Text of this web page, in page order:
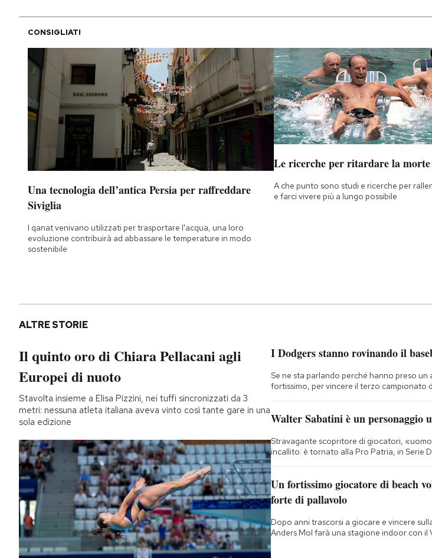
CONSIGLIATI
Una tecnologia dell’antica Persia per raffreddare
Siviglia
I qanat venivano utilizzati per trasportare l'acqua, una loro
evoluzione contribuirà ad abbassare le temperature in modo
sostenibile
Le ricerche per ritardare la morte
A che punto sono studi e ricerche per
e farci vivere più a lungo possibile
ALTRE STORIE
Il quinto oro di Chiara Pellacani agli
Europei di nuoto
Stavolta insieme a Elisa Pizzini, nei tuffi sincronizzati da 3
metri: nessuna atleta italiana aveva vinto così tante gare in una
sola edizione
I Dodgers stanno rovinando il
Se ne sta parlando perché hanno preso
fortissimo, per vincere il terzo campionato
Walter Sabatini è un personaggio
Stravagante scopritore di giocatori,
incallito: è tornato alla Pro Patria, in Serie D
Un fortissimo giocatore di beach
forte di pallavolo
Dopo anni trascorsi a giocare e vincere
Anders Mol farà una stagione indoor con il